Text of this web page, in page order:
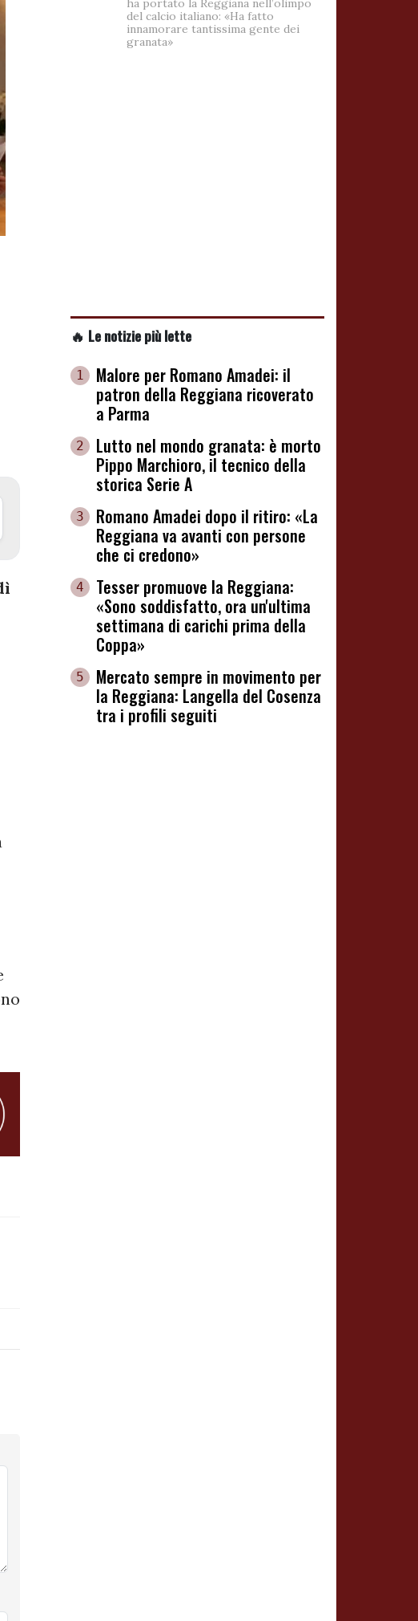
ha portato la Reggiana nell’olimpo
del calcio italiano: «Ha fatto
innamorare tantissima gente dei
granata»
🔥 Le notizie più lette
1
Malore per Romano Amadei: il
patron della Reggiana ricoverato
a Parma
2
Lutto nel mondo granata: è morto
Pippo Marchioro, il tecnico della
storica Serie A
3
Romano Amadei dopo il ritiro: «La
Reggiana va avanti con persone
che ci credono»
4
Tesser promuove la Reggiana:
«Sono soddisfatto, ora un'ultima
settimana di carichi prima della
Coppa»
5
Mercato sempre in movimento per
la Reggiana: Langella del Cosenza
tra i profili seguiti